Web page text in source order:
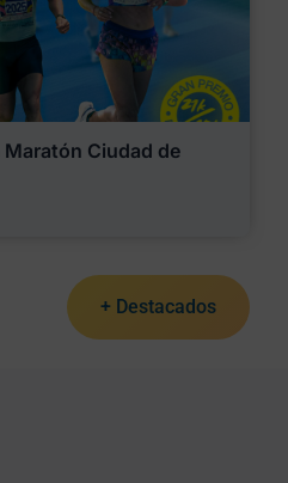
Maratón Ciudad de
+ Destacados